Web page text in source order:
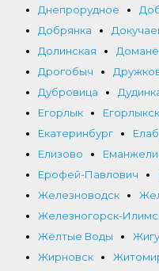
Днепрорудное
Добрянка
Долинская
Дрогобыч
Дубровица
Егорлык
Екатеринбург
Елизово
Ерофей-Павлович
Железноводск
Железногорск-
Жёлтые Воды
Жирновск